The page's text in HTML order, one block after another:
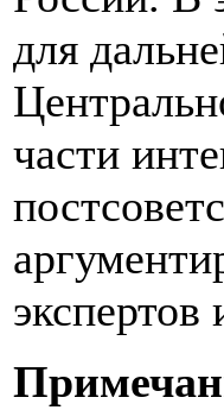
для
части